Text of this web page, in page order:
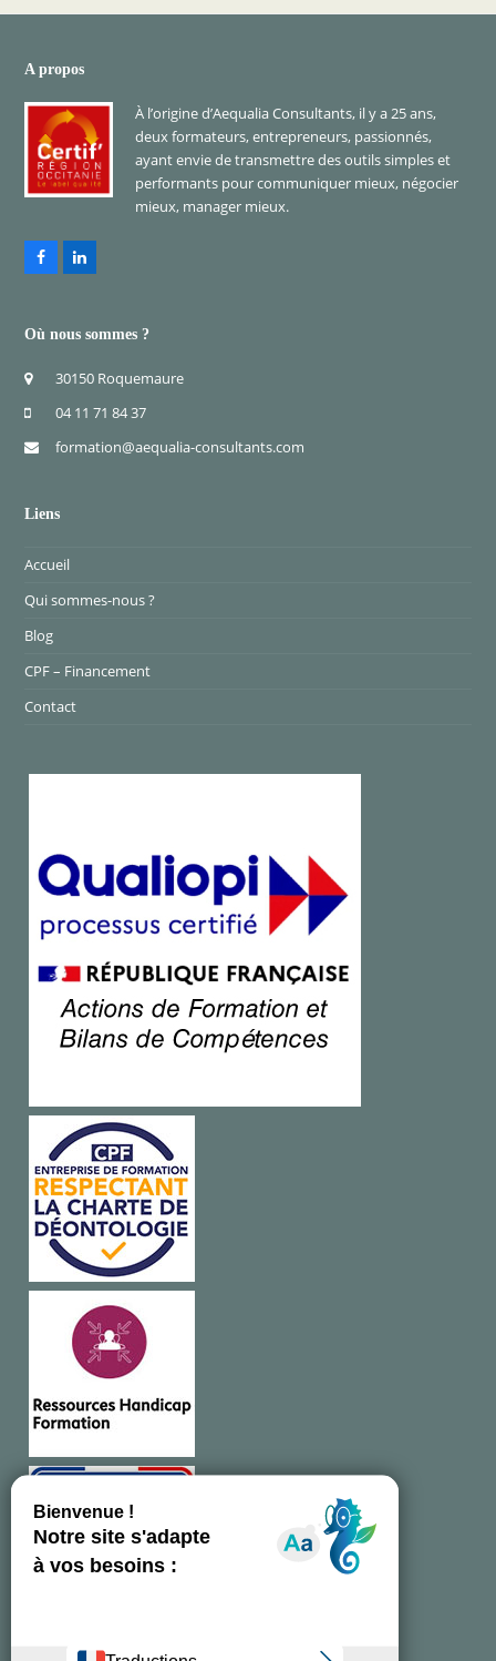
A propos
À l’origine d’Aequalia Consultants, il y a 25 ans,
deux formateurs, entrepreneurs, passionnés,
ayant envie de transmettre des outils simples et
performants pour communiquer mieux, négocier
mieux, manager mieux.
FacebookLinkedIn
Où nous sommes ?
30150 Roquemaure
04 11 71 84 37
formation@aequalia-consultants.com
Liens
Accueil
Qui sommes-nous ?
Blog
CPF – Financement
Contact